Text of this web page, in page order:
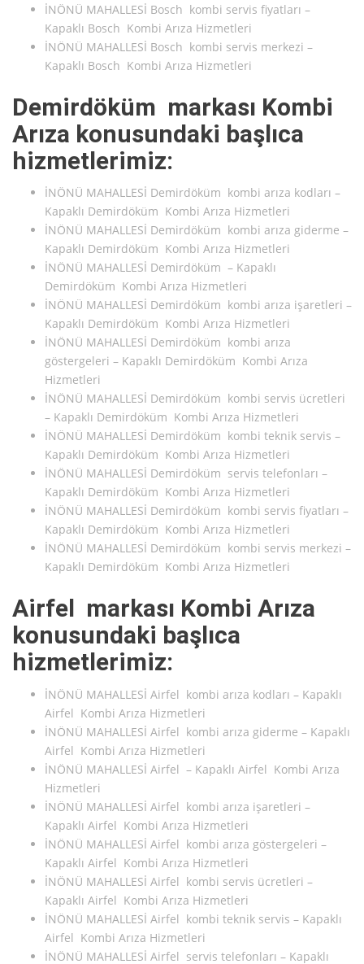
İNÖNÜ MAHALLESİ Bosch kombi servis fiyatları –
Kapaklı Bosch Kombi Arıza Hizmetleri
İNÖNÜ MAHALLESİ Bosch kombi servis merkezi –
Kapaklı Bosch Kombi Arıza Hizmetleri
Demirdöküm markası Kombi
Arıza konusundaki başlıca
hizmetlerimiz:
İNÖNÜ MAHALLESİ Demirdöküm kombi arıza kodları –
Kapaklı Demirdöküm Kombi Arıza Hizmetleri
İNÖNÜ MAHALLESİ Demirdöküm kombi arıza giderme –
Kapaklı Demirdöküm Kombi Arıza Hizmetleri
İNÖNÜ MAHALLESİ Demirdöküm – Kapaklı
Demirdöküm Kombi Arıza Hizmetleri
İNÖNÜ MAHALLESİ Demirdöküm kombi arıza işaretleri –
Kapaklı Demirdöküm Kombi Arıza Hizmetleri
İNÖNÜ MAHALLESİ Demirdöküm kombi arıza
göstergeleri – Kapaklı Demirdöküm Kombi Arıza
Hizmetleri
İNÖNÜ MAHALLESİ Demirdöküm kombi servis ücretleri
– Kapaklı Demirdöküm Kombi Arıza Hizmetleri
İNÖNÜ MAHALLESİ Demirdöküm kombi teknik servis –
Kapaklı Demirdöküm Kombi Arıza Hizmetleri
İNÖNÜ MAHALLESİ Demirdöküm servis telefonları –
Kapaklı Demirdöküm Kombi Arıza Hizmetleri
İNÖNÜ MAHALLESİ Demirdöküm kombi servis fiyatları –
Kapaklı Demirdöküm Kombi Arıza Hizmetleri
İNÖNÜ MAHALLESİ Demirdöküm kombi servis merkezi –
Kapaklı Demirdöküm Kombi Arıza Hizmetleri
Airfel markası Kombi Arıza
konusundaki başlıca
hizmetlerimiz:
İNÖNÜ MAHALLESİ Airfel kombi arıza kodları – Kapaklı
Airfel Kombi Arıza Hizmetleri
İNÖNÜ MAHALLESİ Airfel kombi arıza giderme – Kapaklı
Airfel Kombi Arıza Hizmetleri
İNÖNÜ MAHALLESİ Airfel – Kapaklı Airfel Kombi Arıza
Hizmetleri
İNÖNÜ MAHALLESİ Airfel kombi arıza işaretleri –
Kapaklı Airfel Kombi Arıza Hizmetleri
İNÖNÜ MAHALLESİ Airfel kombi arıza göstergeleri –
Kapaklı Airfel Kombi Arıza Hizmetleri
İNÖNÜ MAHALLESİ Airfel kombi servis ücretleri –
Kapaklı Airfel Kombi Arıza Hizmetleri
İNÖNÜ MAHALLESİ Airfel kombi teknik servis – Kapaklı
Airfel Kombi Arıza Hizmetleri
İNÖNÜ MAHALLESİ Airfel servis telefonları – Kapaklı